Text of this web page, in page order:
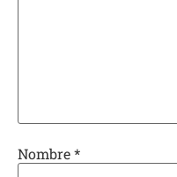
Nombre*